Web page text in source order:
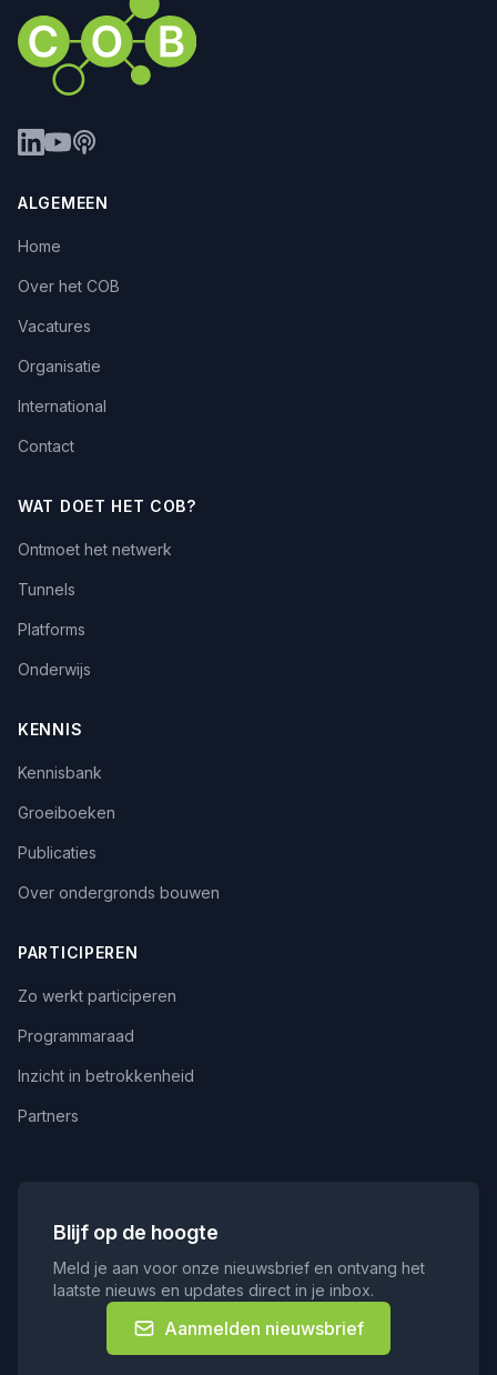
ALGEMEEN
Home
Over het COB
Vacatures
Organisatie
International
Contact
WAT DOET HET COB?
Ontmoet het netwerk
Tunnels
Platforms
Onderwijs
KENNIS
Kennisbank
Groeiboeken
Publicaties
Over ondergronds bouwen
PARTICIPEREN
Zo werkt participeren
Programmaraad
Inzicht in betrokkenheid
Partners
Blijf op de hoogte
Meld je aan voor onze nieuwsbrief en ontvang het
laatste nieuws en updates direct in je inbox.
Aanmelden nieuwsbrief